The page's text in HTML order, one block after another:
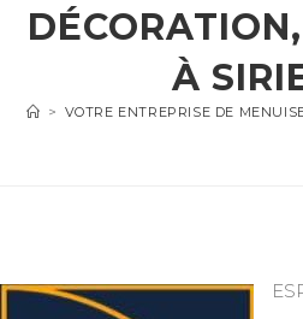
À
> VOTRE ENTREPRISE DE